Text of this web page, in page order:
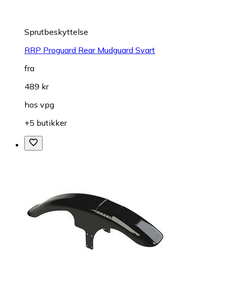
Sprutbeskyttelse
RRP Proguard Rear Mudguard Svart
fra
489 kr
hos vpg
+5 butikker